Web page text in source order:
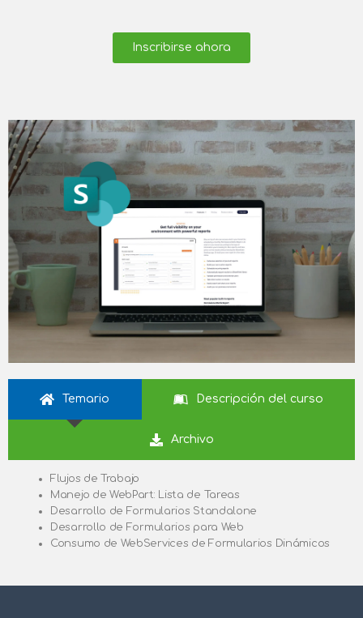
Inscribirse ahora
Temario Descripción del curso
Archivo
Flujos de Trabajo
Manejo de WebPart: Lista de Tareas
Desarrollo de Formularios Standalone
Desarrollo de Formularios para Web
Consumo de WebServices de Formularios Dinámicos